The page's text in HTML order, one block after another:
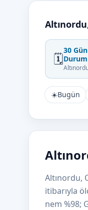
🗓️
30
☀️Bugün
Altınordu,
itibarıyla
nem %98;